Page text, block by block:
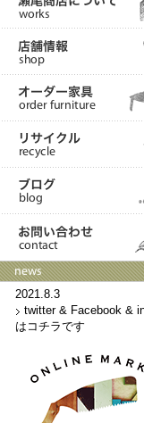
2021.9.3
ネットショップはこち
2021.8.3
twitter & Facebook &
はコチラです